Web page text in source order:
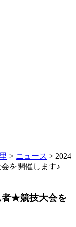
> ニュース > 2024
を開催します♪
者★競技大会を